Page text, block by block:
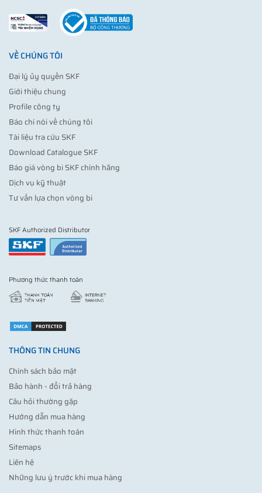
VỀ CHÚNG TÔI
Đại lý ủy quyền SKF
Giới thiệu chung
Profile công ty
Báo chí nói về chúng tôi
Tài liệu tra cứu SKF
Download Catalogue SKF
Báo giá vòng bi SKF chính hãng
Dịch vụ kỹ thuật
Tư vấn lựa chọn vòng bi
SKF Authorized Distributor
Phương thức thanh toán
THÔNG TIN CHUNG
Chính sách bảo mật
Bảo hành - đổi trả hàng
Câu hỏi thường gặp
Hướng dẫn mua hàng
Hình thức thanh toán
Sitemaps
Liên hệ
Những lưu ý trước khi mua hàng